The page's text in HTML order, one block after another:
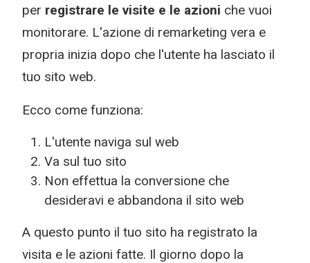
per registrare le visite e le azioni che vuoi
monitorare. L'azione di remarketing vera e
propria inizia dopo che l'utente ha lasciato il
tuo sito web.
Ecco come funziona:
L'utente naviga sul web
Va sul tuo sito
Non effettua la conversione che
desideravi e abbandona il sito web
A questo punto il tuo sito ha registrato la
visita e le azioni fatte. Il giorno dopo la